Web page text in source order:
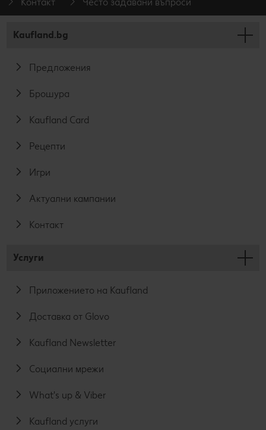
Kaufland.bg
Предложения
Брошура
Kaufland Card
Рецепти
Игри
Актуални кампании
Контакт
Услуги
Приложението на Kaufland
Доставка от Glovo
Kaufland Newsletter
Социални мрежи
What's up & Viber
Kaufland услуги